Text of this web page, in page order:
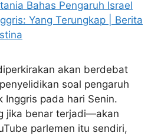
akan berdebat
soal pengaruh
Inggris pada hari Senin.
jika benar terjadi—akan
parlemen itu sendiri,